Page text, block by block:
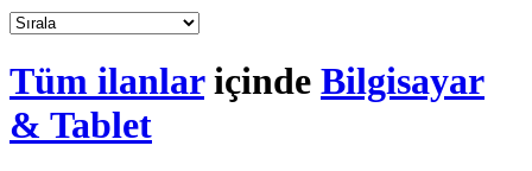
Tüm ilanlariçinde Bilgisayar
& Tablet